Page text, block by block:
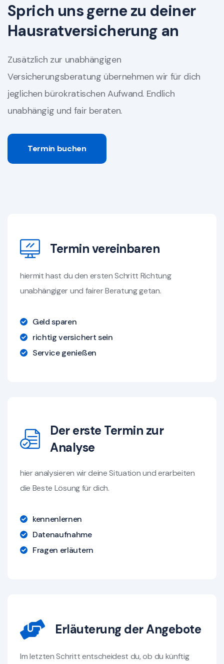
Sprich uns gerne zu deiner
Hausratversicherung an
Zusätzlich zur unabhängigen
Versicherungsberatung übernehmen wir für dich
jeglichen bürokratischen Aufwand. Endlich
unabhängig und fair beraten.
Termin buchen
Termin vereinbaren
hiermit hast du den ersten Schritt Richtung
unabhängiger und fairer Beratung getan.
Geld sparen
richtig versichert sein
Service genießen
Der erste Termin zur
Analyse
hier analysieren wir deine Situation und erarbeiten
die Beste Lösung für dich.
kennenlernen
Datenaufnahme
Fragen erläutern
Erläuterung der Angebote
Im letzten Schritt entscheidest du, ob du künftig